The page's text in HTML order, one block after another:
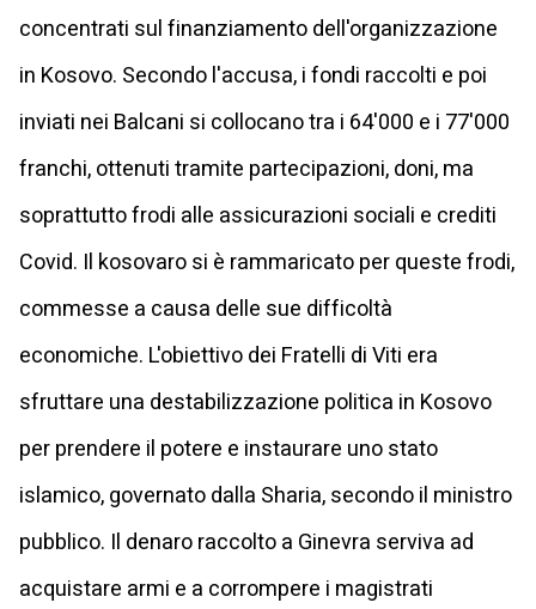
concentrati sul finanziamento dell'organizzazione
in Kosovo. Secondo l'accusa, i fondi raccolti e poi
inviati nei Balcani si collocano tra i 64'000 e i 77'000
franchi, ottenuti tramite partecipazioni, doni, ma
soprattutto frodi alle assicurazioni sociali e crediti
Covid. Il kosovaro si è rammaricato per queste frodi,
commesse a causa delle sue difficoltà
economiche. L'obiettivo dei Fratelli di Viti era
sfruttare una destabilizzazione politica in Kosovo
per prendere il potere e instaurare uno stato
islamico, governato dalla Sharia, secondo il ministro
pubblico. Il denaro raccolto a Ginevra serviva ad
acquistare armi e a corrompere i magistrati